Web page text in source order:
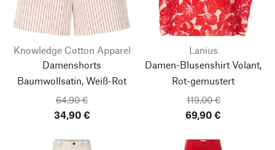
Knowledge Cotton Apparel
Damenshorts
Baumwollsatin, Weiß-Rot
64,90 €
34,90 €
Lanius
Damen-Blusenshirt Volant,
Rot-gemustert
119,00 €
69,90 €